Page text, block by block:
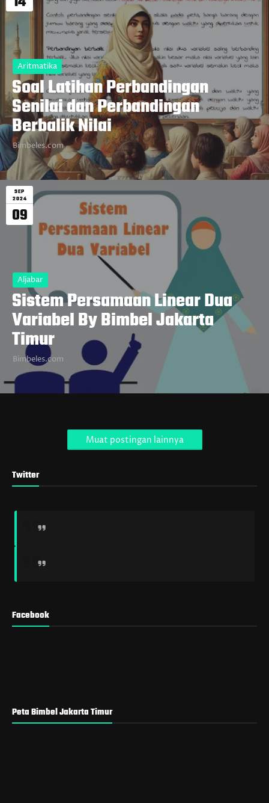
Aritmatika
Soal Latihan Perbandingan
Senilai dan Perbandingan
Berbalik Nilai
Bimbeles.com
SEP
2024
09
Aljabar
Sistem Persamaan Linear Dua
Variabel By Bimbel Jakarta
Timur
Bimbeles.com
Muat postingan lainnya
Twitter
Facebook
Peta Bimbel Jakarta Timur